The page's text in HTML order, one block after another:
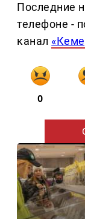
Последние
телефоне -
канал
0